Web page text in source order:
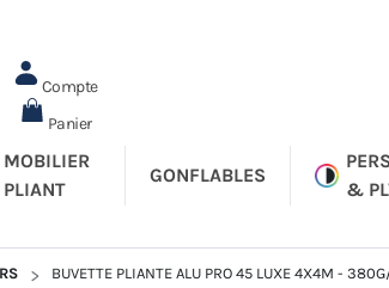
Compte
Panier
MOBILIER
PLIANT
GONFLABLES
&
BUVETTE PLIANTE ALU PRO 45 LUXE 4X4M -